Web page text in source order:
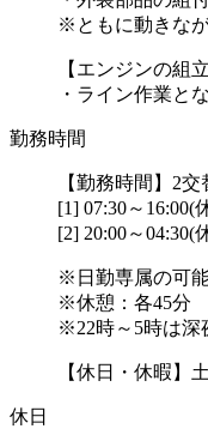
※ともに動きなが
【エンジンの組立
・ライン作業と
勤務時間
【勤務時間】2交
[1] 07:30～16:00(
[2] 20:00～04:30(
※日勤専属の可
※休憩：各45分
※22時～5時は深
【休日・休暇】
休日